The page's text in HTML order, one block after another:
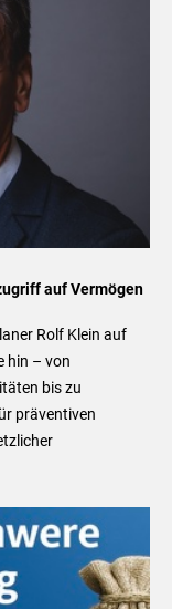
auf Vermögen
Rolf Klein auf
hin – von
bis zu
präventiven